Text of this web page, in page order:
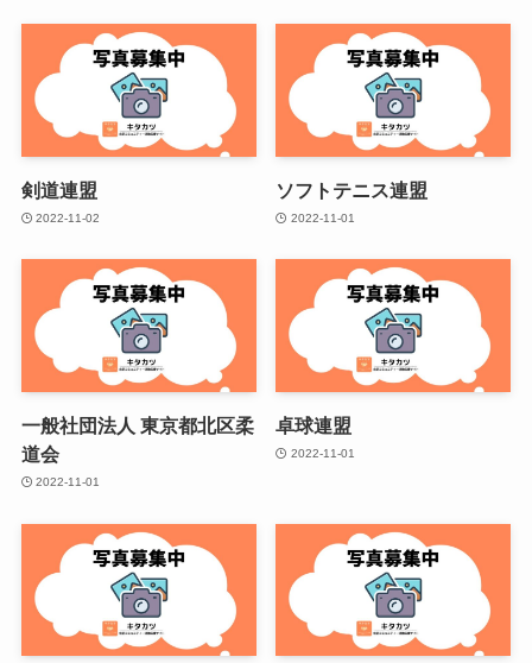
剣道連盟
2022-11-02
ソフトテニス連盟
2022-11-01
一般社団法人 東京都北区柔
道会
2022-11-01
卓球連盟
2022-11-01